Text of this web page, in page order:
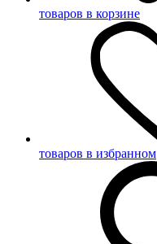
товаров в корзине
товаров в избранном